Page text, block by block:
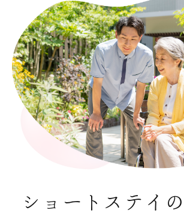
ショートステイ